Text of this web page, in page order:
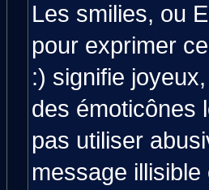
Les smilies, ou
pour exprimer
:) signifie
des émoticônes
pas utiliser
message